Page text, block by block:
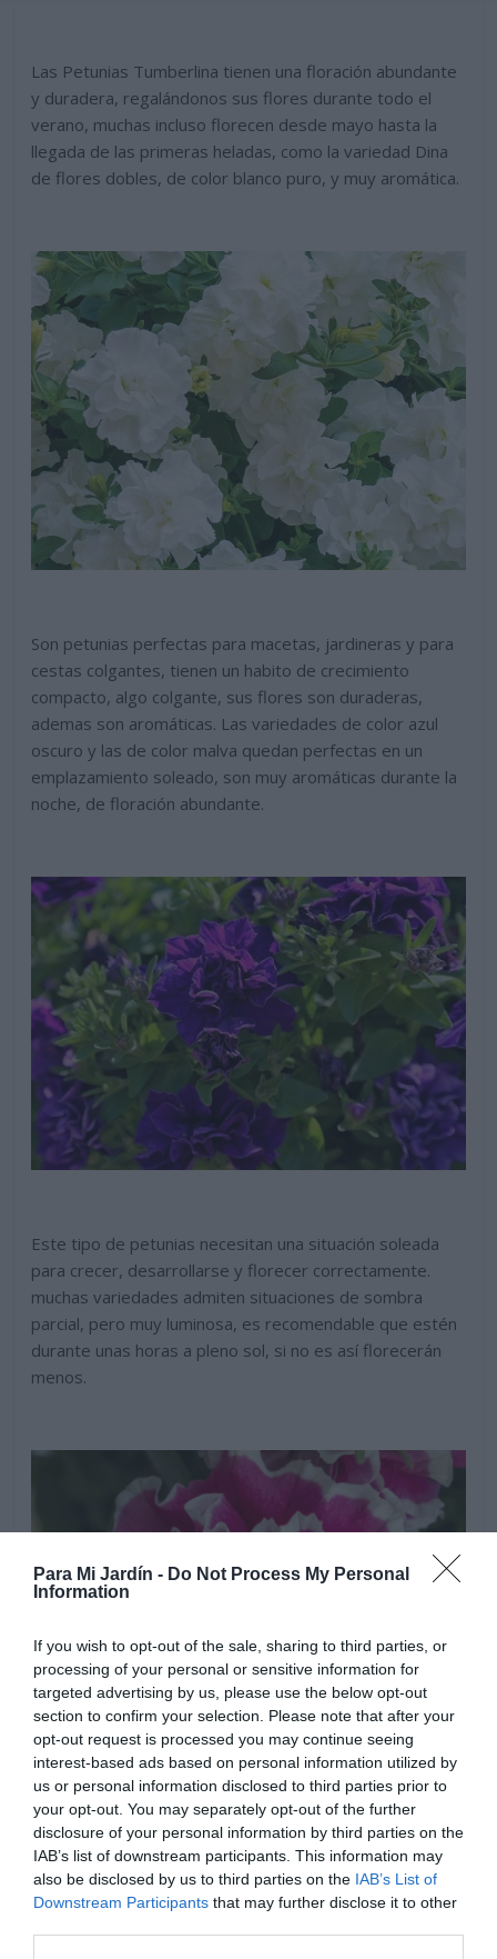
Para Mi Jardín - Do Not Process My Personal
Information
If you wish to opt-out of the sale, sharing to third parties, or
processing of your personal or sensitive information for
targeted advertising by us, please use the below opt-out
section to confirm your selection. Please note that after your
opt-out request is processed you may continue seeing
interest-based ads based on personal information utilized by
us or personal information disclosed to third parties prior to
your opt-out. You may separately opt-out of the further
disclosure of your personal information by third parties on the
IAB’s list of downstream participants. This information may
also be disclosed by us to third parties on the IAB’s List of
Downstream Participants that may further disclose it to other
Las Petunias Tumberlina tienen una floración abundante
y duradera, regalándonos sus flores durante todo el
verano, muchas incluso florecen desde mayo hasta la
llegada de las primeras heladas, como la variedad Dina
de flores dobles, de color blanco puro, y muy aromática.
Son petunias perfectas para macetas, jardineras y para
cestas colgantes, tienen un habito de crecimiento
compacto, algo colgante, sus flores son duraderas,
ademas son aromáticas. Las variedades de color azul
oscuro y las de color malva quedan perfectas en un
emplazamiento soleado, son muy aromáticas durante la
noche, de floración abundante.
Este tipo de petunias necesitan una situación soleada
para crecer, desarrollarse y florecer correctamente.
muchas variedades admiten situaciones de sombra
parcial, pero muy luminosa, es recomendable que estén
durante unas horas a pleno sol, si no es así florecerán
menos.
A diferencia de otras petunias, este tipo de petunias
mantienen su habito de crecimiento mas compacto y
redondeado, que otros tipos, las surfinias por ejemplo